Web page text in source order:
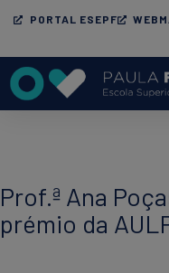
PORTAL ESEPF
Prof.ª Ana
prémio da